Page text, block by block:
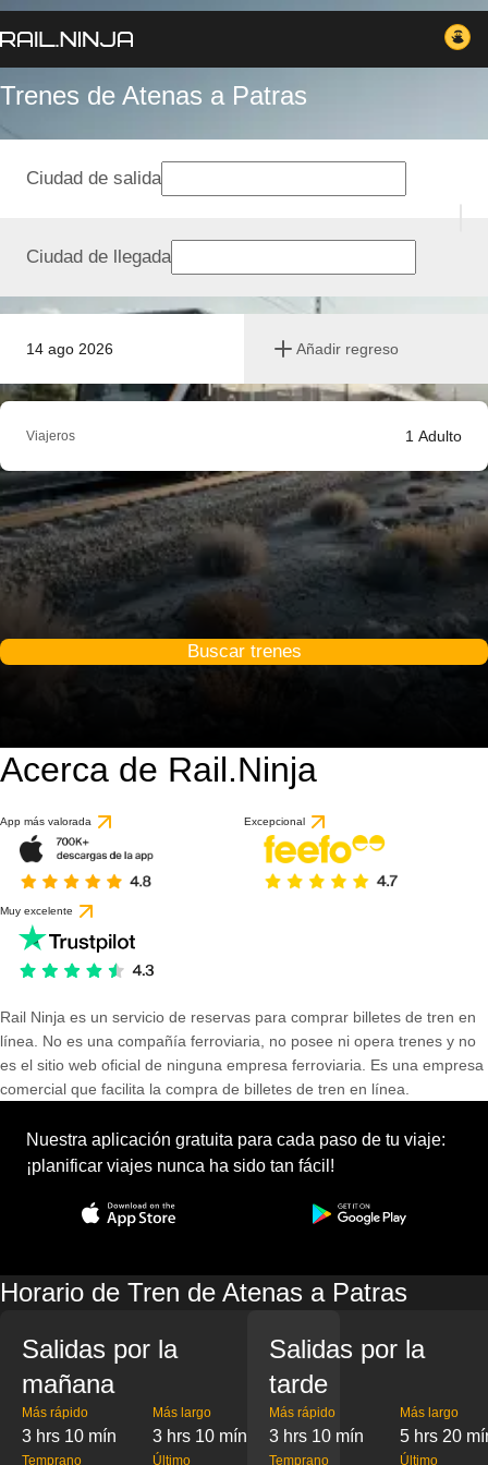
Trenes de Atenas a Patras
14 ago 2026 Añadir regreso
Ciudad de salida
Ciudad de llegada
Viajeros 1 Adulto
Buscar trenes
Acerca de Rail.Ninja
App más valorada Excepcional
Muy excelente
Rail Ninja es un servicio de reservas para comprar billetes de tren en
línea. No es una compañía ferroviaria, no posee ni opera trenes y no
es el sitio web oficial de ninguna empresa ferroviaria. Es una empresa
comercial que facilita la compra de billetes de tren en línea.
Nuestra aplicación gratuita para cada paso de tu viaje:
¡planificar viajes nunca ha sido tan fácil!
Horario de Tren de Atenas a Patras
Salidas por la
mañana
Más rápido
3 hrs 10 mín
Más largo
3 hrs 10 mín
Temprano Último
Salidas por la
tarde
Más rápido
3 hrs 10 mín
Más largo
5 hrs 20
Temprano Último